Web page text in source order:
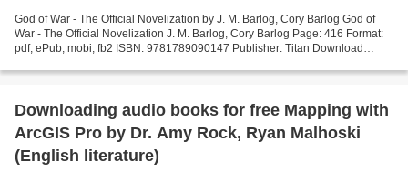
God of War - The Official Novelization by J. M. Barlog, Cory Barlog God of
War - The Official Novelization J. M. Barlog, Cory Barlog Page: 416 Format:
pdf, ePub, mobi, fb2 ISBN: 9781789090147 Publisher: Titan Download
Downloading audio books for free Mapping with
ArcGIS Pro by Dr. Amy Rock, Ryan Malhoski
(English literature)